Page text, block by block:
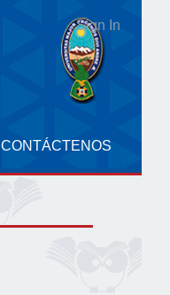
Sign In
CONTÁCTENOS